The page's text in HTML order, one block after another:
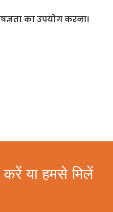
का उपयोग करना।
करें या हमसे मिलें